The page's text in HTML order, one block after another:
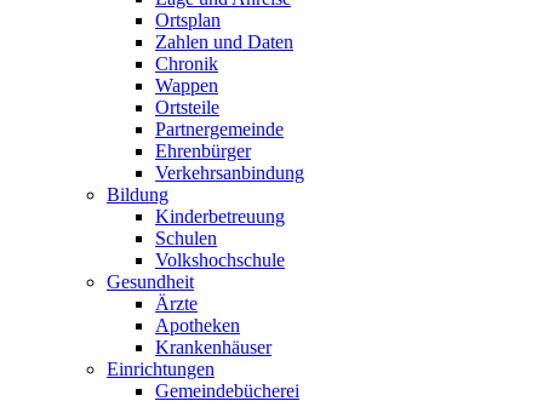
Ortsplan
Zahlen und Daten
Chronik
Wappen
Ortsteile
Partnergemeinde
Ehrenbürger
Verkehrsanbindung
Bildung
Kinderbetreuung
Schulen
Volkshochschule
Gesundheit
Ärzte
Apotheken
Krankenhäuser
Einrichtungen
Gemeindebücherei